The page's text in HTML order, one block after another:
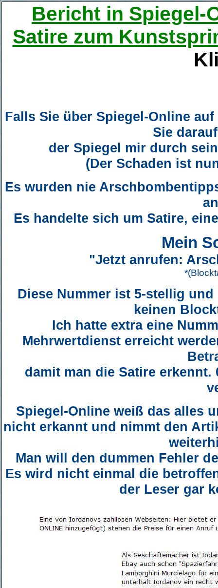
Bericht in Spiegel-
Satire zum
Falls Sie über Spiegel-Online
Sie
der Spiegel mir durch
(Der Schaden ist
Es wurden nie
Es handelte sich um Satire,
Mein
"Jetzt anrufen:
Diese Nummer ist 5-stellig
keinen
Ich hatte extra eine
Mehrwertdienst erreicht
damit man die Satire
Spiegel-Online weiß das alles
nicht erkannt und nimmt den
Man will den dummen Fehler
Es wird nicht einmal die
der Leser gar